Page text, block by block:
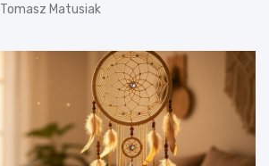
Tomasz Matusiak